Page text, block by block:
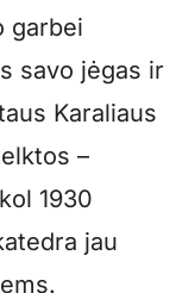
garbei
savo jėgas ir
Karaliaus
–
1930
jau